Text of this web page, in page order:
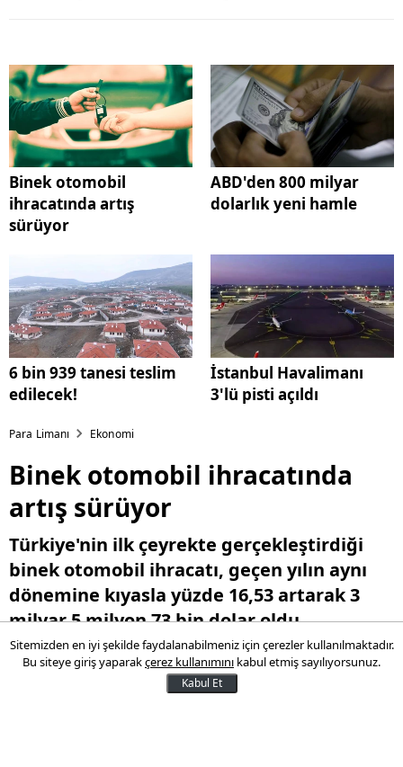
Binek otomobil
ihracatında artış
sürüyor
ABD'den 800 milyar
dolarlık yeni hamle
6 bin 939 tanesi teslim
edilecek!
İstanbul Havalimanı
3'lü pisti açıldı
Para Limanı Ekonomi
Binek otomobil ihracatında
artış sürüyor
Türkiye'nin ilk çeyrekte gerçekleştirdiği
binek otomobil ihracatı, geçen yılın aynı
dönemine kıyasla yüzde 16,53 artarak 3
milyar 5 milyon 73 bin dolar oldu.
17 Nisan 2025 11:29
Sitemizden en iyi şekilde faydalanabilmeniz için çerezler kullanılmaktadır.
Bu siteye giriş yaparakçerez kullanımını kabul etmiş sayılıyorsunuz.
Kabul Et